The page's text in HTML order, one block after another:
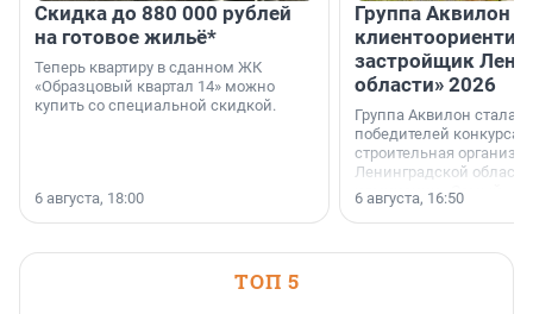
Скидка до 880 000 рублей
на готовое жильё*
Теперь квартиру в сданном ЖК
«Образцовый квартал 14» можно
купить со специальной скидкой.
6 августа, 18:00
Группа Аквилон
застройщик
области» 2026
Группа Аквилон стала
победителей конкурса
строительная
Ленинградской области
номинации «Самый
застройщик
области».
6 августа, 16:50
ТОП 5